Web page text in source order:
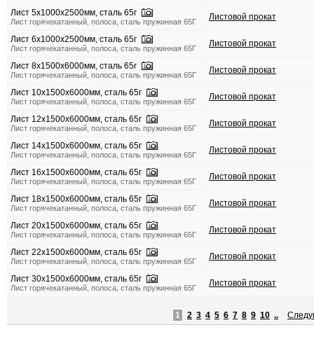
Лист 5х1000х2500мм, сталь 65г
Лист горячекатанный, полоса, сталь пружинная 65Г Листовой прокат
Лист 6х1000х2500мм, сталь 65г
Лист горячекатанный, полоса, сталь пружинная 65Г Листовой прокат
Лист 8х1500х6000мм, сталь 65г
Лист горячекатанный, полоса, сталь пружинная 65Г Листовой прокат
Лист 10х1500х6000мм, сталь 65г
Лист горячекатанный, полоса, сталь пружинная 65Г Листовой прокат
Лист 12х1500х6000мм, сталь 65г
Лист горячекатанный, полоса, сталь пружинная 65Г Листовой прокат
Лист 14х1500х6000мм, сталь 65г
Лист горячекатанный, полоса, сталь пружинная 65Г Листовой прокат
Лист 16х1500х6000мм, сталь 65г
Лист горячекатанный, полоса, сталь пружинная 65Г Листовой прокат
Лист 18х1500х6000мм, сталь 65г
Лист горячекатанный, полоса, сталь пружинная 65Г Листовой прокат
Лист 20х1500х6000мм, сталь 65г
Лист горячекатанный, полоса, сталь пружинная 65Г Листовой прокат
Лист 22х1500х6000мм, сталь 65г
Лист горячекатанный, полоса, сталь пружинная 65Г Листовой прокат
Лист 30х1500х6000мм, сталь 65г
Лист горячекатанный, полоса, сталь пружинная 65Г Листовой прокат
1 2 3 4 5 6 7 8 9 10 ..